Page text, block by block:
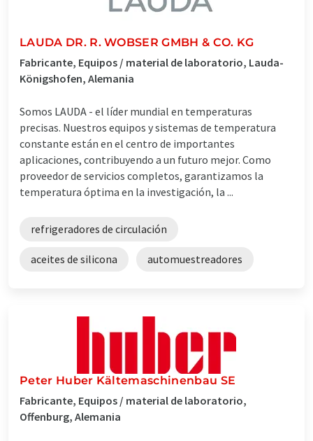
LAUDA DR. R. WOBSER GMBH & CO. KG
Fabricante, Equipos / material de laboratorio, Lauda-
Königshofen, Alemania
Somos LAUDA - el líder mundial en temperaturas
precisas. Nuestros equipos y sistemas de temperatura
constante están en el centro de importantes
aplicaciones, contribuyendo a un futuro mejor. Como
proveedor de servicios completos, garantizamos la
temperatura óptima en la investigación, la ...
refrigeradores de circulación
aceites de silicona automuestreadores
Peter Huber Kältemaschinenbau SE
Fabricante, Equipos / material de laboratorio,
Offenburg, Alemania